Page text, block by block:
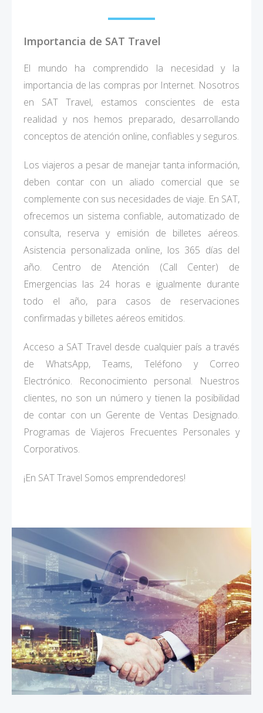
Importancia de SAT Travel
El mundo ha comprendido la necesidad y la
importancia de las compras por Internet. Nosotros
en SAT Travel, estamos conscientes de esta
realidad y nos hemos preparado, desarrollando
conceptos de atención online, confiables y seguros.
Los viajeros a pesar de manejar tanta información,
deben contar con un aliado comercial que se
complemente con sus necesidades de viaje. En SAT,
ofrecemos un sistema confiable, automatizado de
consulta, reserva y emisión de billetes aéreos.
Asistencia personalizada online, los 365 días del
año. Centro de Atención (Call Center) de
Emergencias las 24 horas e igualmente durante
todo el año, para casos de reservaciones
confirmadas y billetes aéreos emitidos.
Acceso a SAT Travel desde cualquier país a través
de WhatsApp, Teams, Teléfono y Correo
Electrónico. Reconocimiento personal. Nuestros
clientes, no son un número y tienen la posibilidad
de contar con un Gerente de Ventas Designado.
Programas de Viajeros Frecuentes Personales y
Corporativos.
¡En SAT Travel Somos emprendedores!